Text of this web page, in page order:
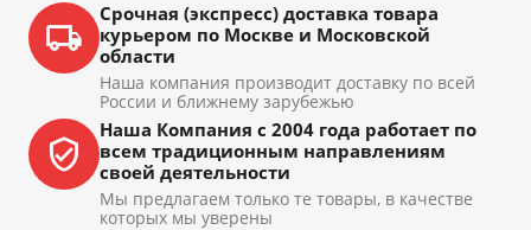
Срочная (экспресс) доставка товара
курьером по Москве и Московской
области
Наша компания производит доставку по всей
России и ближнему зарубежью
Наша Компания с 2004 года работает по
всем традиционным направлениям
своей деятельности
Мы предлагаем только те товары, в качестве
которых мы уверены